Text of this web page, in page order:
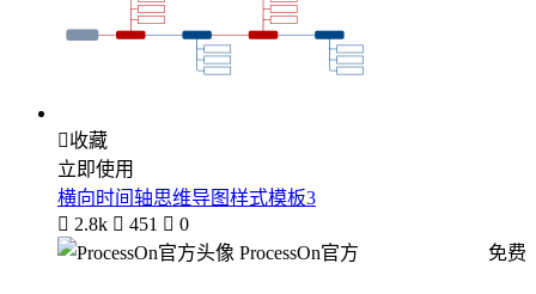
收藏
立即使用
横向时间轴思维导图样式模板3
 2.8k  451  0
ProcessOn官方
免费